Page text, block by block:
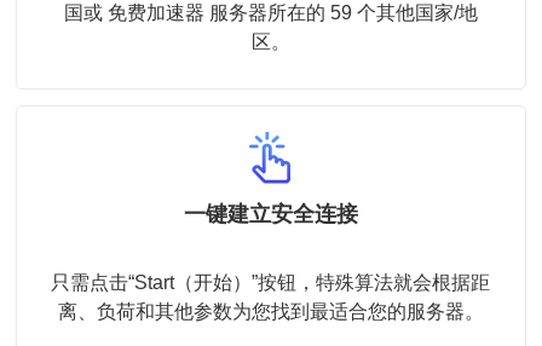
国或 免费加速器 服务器所在的 59 个其他国家/地
区。
一键建立安全连接
只需点击“Start（开始）”按钮，特殊算法就会根据距
离、负荷和其他参数为您找到最适合您的服务器。